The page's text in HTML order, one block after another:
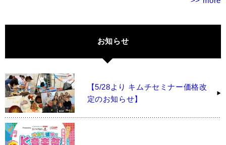
お知らせ
【5/28より キムチセミナー価格改
定のお知らせ】